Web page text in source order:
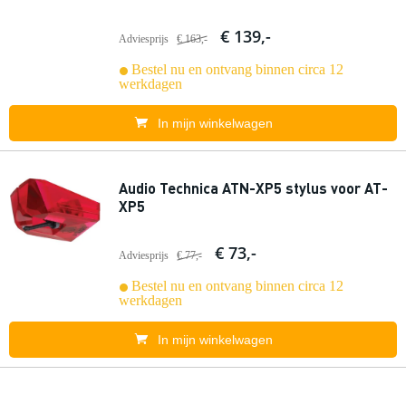
Adviesprijs € 163,- € 139,-
Bestel nu en ontvang binnen circa 12
werkdagen
In mijn winkelwagen
Audio Technica ATN-XP5 stylus voor AT-
XP5
Adviesprijs € 77,- € 73,-
Bestel nu en ontvang binnen circa 12
werkdagen
In mijn winkelwagen